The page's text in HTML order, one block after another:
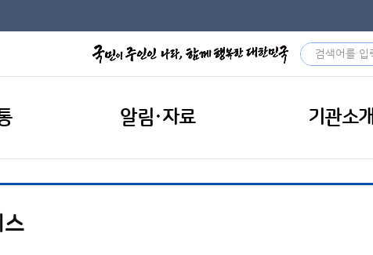
알림·자료 기관소개
스